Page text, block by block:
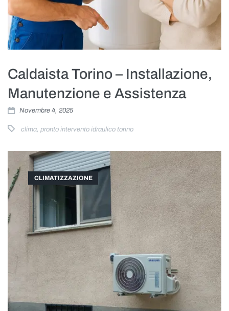
Caldaista Torino – Installazione,
Manutenzione e Assistenza
Novembre 4, 2025
clima, pronto intervento idraulico torino
CLIMATIZZAZIONE